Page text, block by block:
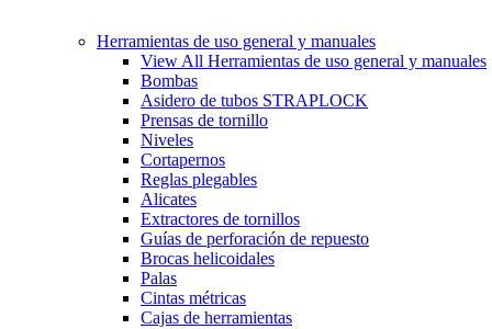
Herramientas de uso general y manuales
View All Herramientas de uso general y manuales
Bombas
Asidero de tubos STRAPLOCK
Prensas de tornillo
Niveles
Cortapernos
Reglas plegables
Alicates
Extractores de tornillos
Guías de perforación de repuesto
Brocas helicoidales
Palas
Cintas métricas
Cajas de herramientas